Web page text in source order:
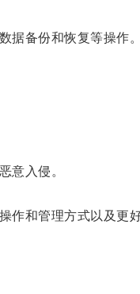
备份和恢复等操作。
意入侵。
和管理方式以及更好